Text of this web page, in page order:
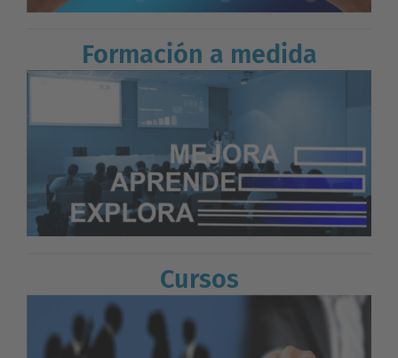
Formación a medida
Cursos